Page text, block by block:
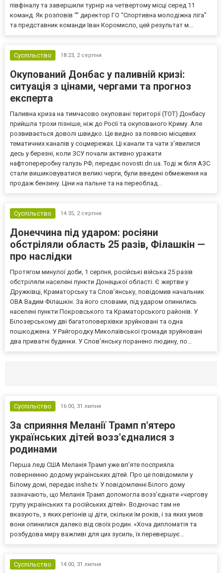
півфіналу та завершили турнір на четвертому місці серед 11
команд. Як розповів “” директор ГО “Спортивна молодіжна ліга”
та представник команди Іван Коромисло, цей результат м...
Суспільство 18:23, 2 серпня
Окупований Донбас у паливній кризі:
ситуація з цінами, чергами та прогноз
експерта
Паливна криза на тимчасово окуповані території (ТОТ) Донбасу
прийшла трохи пізніше, ніж до Росії та окупованого Криму. Але
розвивається доволі швидко. Це видно за появою місцевих
тематичних каналів у соцмережах. Ці канали та чати з’явилися
десь у березні, коли ЗСУ почали активно уражати
нафтопереробну галузь РФ, передає novosti.dn.ua. Тоді ж біля АЗС
стали вишиковуватися великі черги, були введені обмеження на
продаж бензину. Ціни на пальне та на переоблад...
Суспільство 14:35, 2 серпня
Донеччина під ударом: росіяни
обстріляли область 25 разів, Філашкін —
про наслідки
Протягом минулої доби, 1 серпня, російські війська 25 разів
обстріляли населені пункти Донецької області. Є жертви у
Дружківці, Краматорську та Слов’янську, повідомив начальник
ОВА Вадим Філашкін. За його словами, під ударом опинились
населені пункти Покровського та Краматорського районів. У
Білозерському дві багатоповерхівки зруйновані та одна
пошкоджена. У Райгородку Миколаївської громади зруйновані
два приватні будинки. У Слов’янську поранено людину, по...
Суспільство 16:00, 31 липня
За сприяння Меланії Трамп п'ятеро
українських дітей возз'єдналися з
родинами
Перша леді США Меланія Трамп уже впʼяте посприяла
поверненню додому українських дітей. Про це повідомили у
Білому домі, передає inshe.tv. У повідомленні Білого дому
зазначають, що Меланія Трамп допомогла возз’єднати «чергову
групу українських та російських дітей». Водночас там не
вказують, з яких регіонів ці діти, скільки їм років, і за яких умов
вони опинилися далеко від своїх родин. «Хоча дипломатія та
розбудова миру важливі для цих зусиль, їх перевершує...
Суспільство 14:00, 31 липня